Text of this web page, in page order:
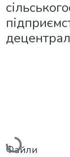
Вантажиться...
Файли